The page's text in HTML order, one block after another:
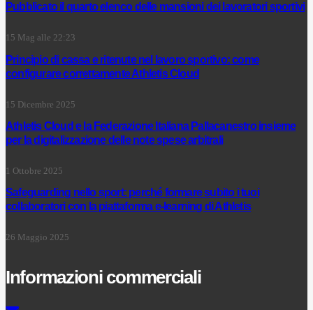
Pubblicato il quarto elenco delle mansioni dei lavoratori sportivi
15 Mag alle 22:23
Principio di cassa e ritenute nel lavoro sportivo: come
configurare correttamente Athletis Cloud
15 Dicembre 2025
Athletis Cloud e la Federazione Italiana Pallacanestro insieme
per la digitalizzazione delle note spese arbitrali
1 Ottobre 2025
Safeguarding nello sport: perché formare subito i tuoi
collaboratori con la piattaforma e-learning di Athletis
26 Maggio 2025
Informazioni commerciali